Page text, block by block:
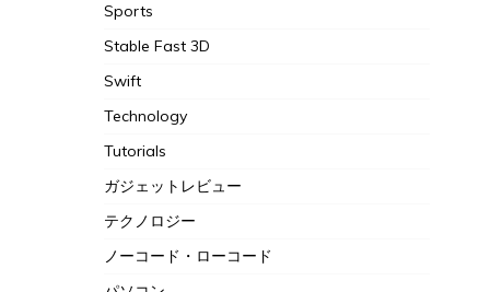
Sports
Stable Fast 3D
Swift
Technology
Tutorials
ガジェットレビュー
テクノロジー
ノーコード・ローコード